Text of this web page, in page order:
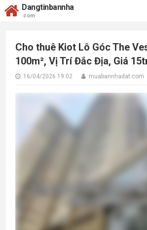
Dangtinbannha
.com
Cho thuê Kiot Lô Góc The
100m², Vị Trí Đắc Địa, Giá
16/04/2026 19:02 muabannhadat.com